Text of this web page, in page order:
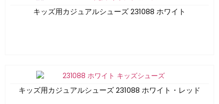
キッズ用カジュアルシューズ 231088 ホワイト
キッズ用カジュアルシューズ 231088 ホワイト・レッド